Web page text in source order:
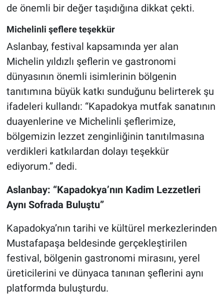
de önemli bir değer taşıdığına dikkat çekti.
Michelinli şeflere teşekkür
Aslanbay, festival kapsamında yer alan
Michelin yıldızlı şeflerin ve gastronomi
dünyasının önemli isimlerinin bölgenin
tanıtımına büyük katkı sunduğunu belirterek şu
ifadeleri kullandı: “Kapadokya mutfak sanatının
duayenlerine ve Michelinli şeflerimize,
bölgemizin lezzet zenginliğinin tanıtılmasına
verdikleri katkılardan dolayı teşekkür
ediyorum.” dedi.
Aslanbay: “Kapadokya’nın Kadim Lezzetleri
Aynı Sofrada Buluştu”
Kapadokya’nın tarihi ve kültürel merkezlerinden
Mustafapaşa beldesinde gerçekleştirilen
festival, bölgenin gastronomi mirasını, yerel
üreticilerini ve dünyaca tanınan şeflerini aynı
platformda buluşturdu.